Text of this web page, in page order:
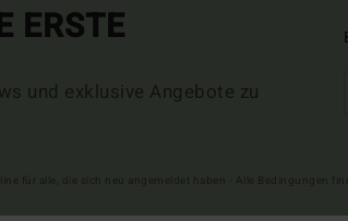
ERSTE
und exklusive Angebote zu